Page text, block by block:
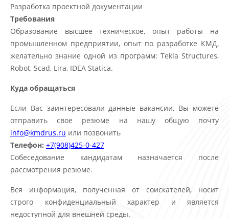
Разработка проектной документации
Требования
Образование высшее техническое, опыт работы на
промышленном предприятии, опыт по разработке КМД,
желательно знание одной из программ: Tekla Structures,
Robot, Scad, Lira, IDEA Statica.
Куда обращаться
Если Вас заинтересовали данные вакансии, Вы можете
отправить свое резюме на нашу общую почту
info@kmdrus.ru или позвонить
Телефон: +7(908)425-0-427
Собеседование кандидатам назначается после
рассмотрения резюме.
Вся информация, полученная от соискателей, носит
строго конфиденциальный характер и является
недоступной для внешней среды.